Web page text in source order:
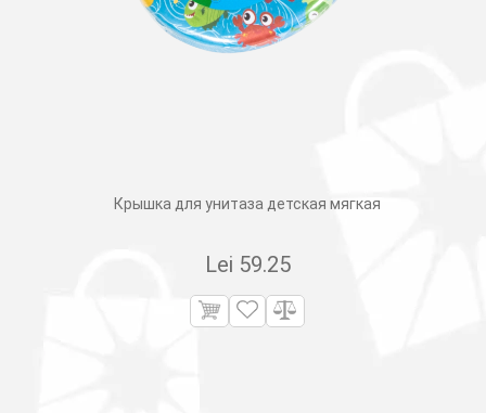
Крышка для унитаза детская мягкая
Lei 59.25